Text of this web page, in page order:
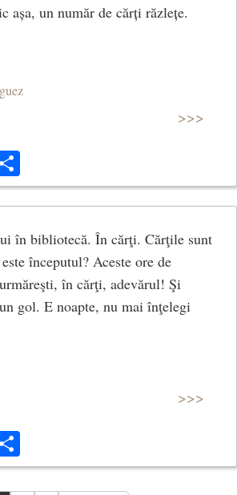
așa, un număr de cărți răzlețe.
>>>
în bibliotecă. În cărţi. Cărţile sunt
începutul? Aceste ore de
în cărţi, adevărul! Şi
gol. E noapte, nu mai înţelegi
>>>